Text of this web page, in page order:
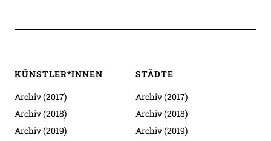
KÜNSTLER*INNEN
Archiv (2017)
Archiv (2018)
Archiv (2019)
STÄDTE
Archiv (2017)
Archiv (2018)
Archiv (2019)